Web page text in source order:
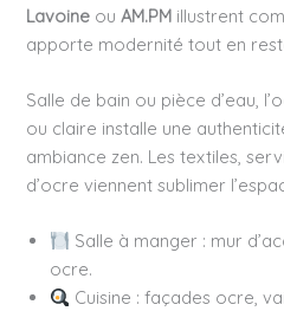
Lavoine ouAM.PM illustrent
apporte modernité tout en
Salle de bain ou pièce d’eau,
ou claire installe une
ambiance zen. Les textiles,
d’ocre viennent sublimer
Salle à manger : mur
ocre.
Cuisine : façades ocre,